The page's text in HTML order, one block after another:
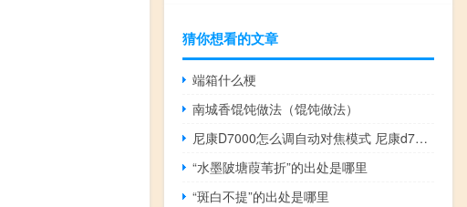
猜你想看的文章
端箱什么梗
南城香馄饨做法（馄饨做法）
尼康D7000怎么调自动对焦模式 尼康d7000使用手册
“水墨陂塘葭苇折”的出处是哪里
“斑白不提”的出处是哪里